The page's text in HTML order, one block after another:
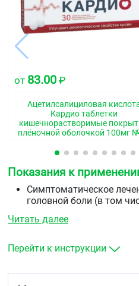
от 83.00 ₽
Ацетилсалициловая
Кардио таблетки
кишечнорастворимые
плёночной оболочкой 100мг
Показания к
Симптоматическое
головной боли (в том
и мышцах, боли в
других инфекционно-
Читать далее
Перейти к инструкции